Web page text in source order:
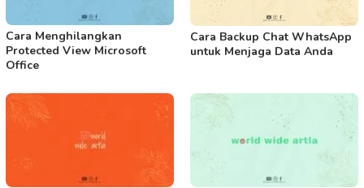
Cara Menghilangkan
Protected View Microsoft
Office
Cara Backup Chat WhatsApp
untuk Menjaga Data Anda